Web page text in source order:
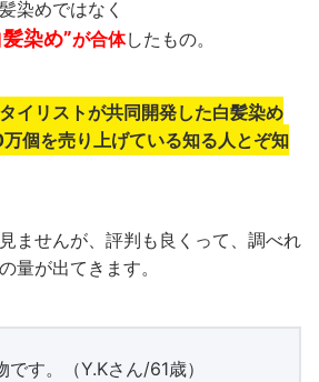
染めではなく
髪染め”が合体したもの。
イリストが共同開発した白髪染め
個を売り上げている知る人とぞ知
ませんが、評判も良くって、調べれ
量が出てきます。
す。（Y.Kさん/61歳）